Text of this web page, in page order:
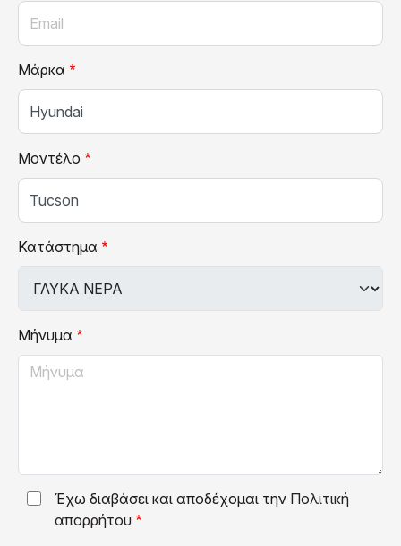
Μάρκα
Μοντέλο
Κατάστημα
Μήνυμα
Έχω διαβάσει και αποδέχομαι την Πολιτική
απορρήτου